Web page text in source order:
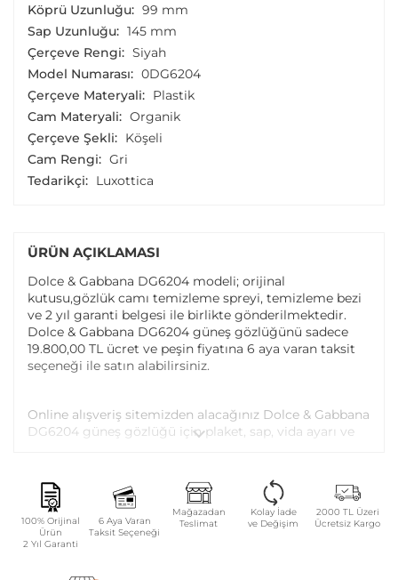
100% Orijinal
Ürün
2 Yıl Garanti
6 Aya Varan
Taksit Seçeneği
Mağazadan
Teslimat
Kolay İade
ve Değişim
2000 TL Üzeri
Ücretsiz Kargo
ÜRÜN AÇIKLAMASI
Dolce & Gabbana DG6204 modeli; orijinal
kutusu,gözlük camı temizleme spreyi, temizleme bezi
ve 2 yıl garanti belgesi ile birlikte gönderilmektedir.
Dolce & Gabbana DG6204 güneş gözlüğünü sadece
19.800,00 TL ücret ve peşin fiyatına 6 aya varan taksit
seçeneği ile satın alabilirsiniz.
Online alışveriş sitemizden alacağınız Dolce & Gabbana
DG6204 güneş gözlüğü için plaket, sap, vida ayarı ve
Garanti kapsamı dışındaki parça değişim ve bakım
işlemleriniz ise parça ücreti karşılığında yapılmaktadır.
Köprü Uzunluğu: 99 mm
Sap Uzunluğu: 145 mm
Çerçeve Rengi: Siyah
Model Numarası: 0DG6204
Çerçeve Materyali: Plastik
Cam Materyali: Organik
Çerçeve Şekli: Köşeli
Cam Rengi: Gri
Tedarikçi: Luxottica